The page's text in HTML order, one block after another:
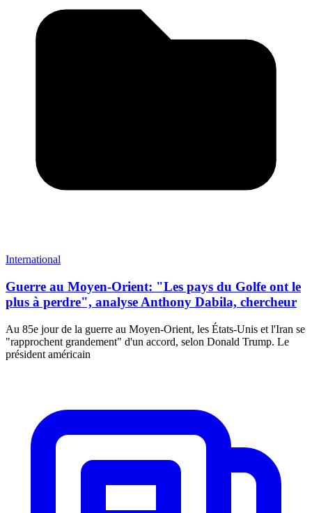
International
Guerre au Moyen-Orient: "Les pays du Golfe ont le
plus à perdre", analyse Anthony Dabila, chercheur
Au 85e jour de la guerre au Moyen-Orient, les États-Unis et l'Iran se
"rapprochent grandement" d'un accord, selon Donald Trump. Le
président américain